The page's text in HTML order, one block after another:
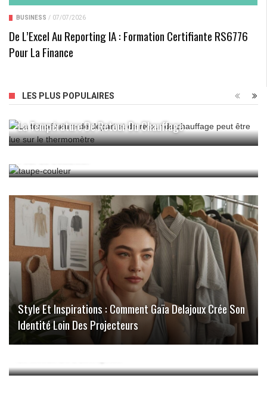
BUSINESS / 07/07/2026
De L’Excel Au Reporting IA : Formation Certifiante RS6776
Pour La Finance
LES PLUS POPULAIRES
La Température De Retour Du Chauffage
Osez La Décoration Taupe Couleur : Idées Et Conseils
Style Et Inspirations : Comment Gaïa Delajoux Crée Son
Identité Loin Des Projecteurs
La Maison De La Clôture: Innovations Et Tendances Dans